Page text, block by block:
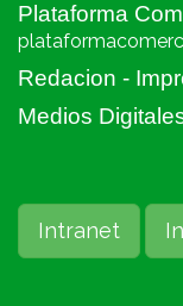
Plataforma
Redacion -
Medios
Intranet